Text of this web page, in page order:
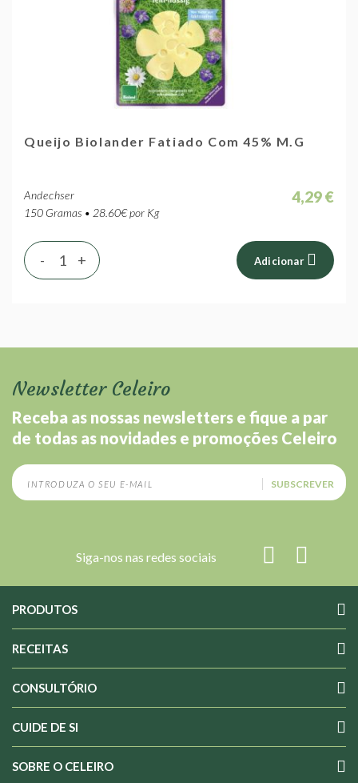
Queijo Biolander Fatiado Com 45% M.G
Andechser
150 Gramas • 28.60€ por Kg
4,29 €
+
- Adicionar
Newsletter Celeiro
Receba as nossas newsletters e fique a par
de todas as novidades e promoções Celeiro
SUBSCREVER
Siga-nos nas redes sociais
PRODUTOS
RECEITAS
CONSULTÓRIO
CUIDE DE SI
SOBRE O CELEIRO